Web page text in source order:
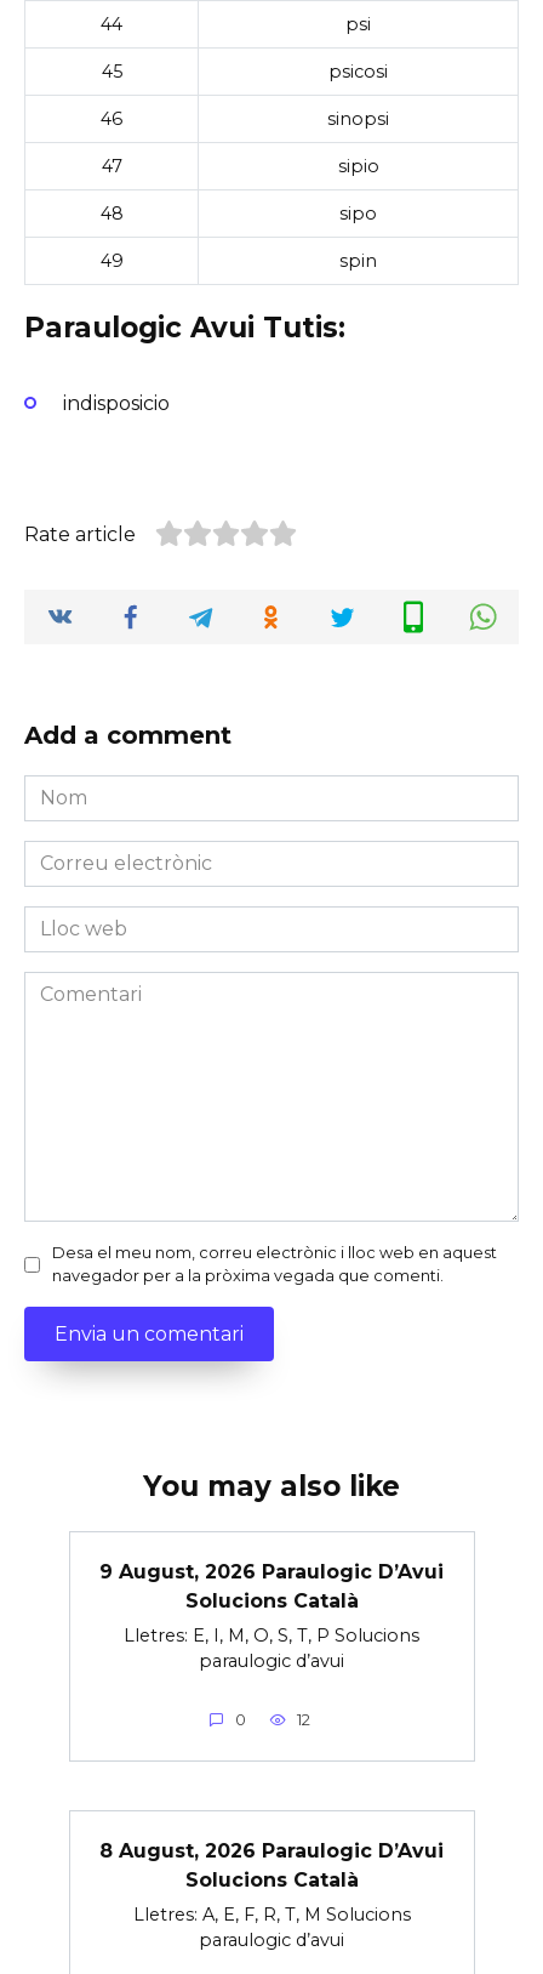
44 psi
45 psicosi
46 sinopsi
47 sipio
48 sipo
49 spin
Paraulogic Avui Tutis:
indisposicio
Rate article
Add a comment
Nom
*
Correu
electrònic
*Lloc
web
Comentari
Desa el meu nom, correu electrònic i lloc web en aquest
navegador per a la pròxima vegada que comenti.
You may also like
9 August, 2026 Paraulogic D’Avui
Solucions Català
Lletres: E, I, M, O, S, T, P Solucions
paraulogic d’avui
0 12
8 August, 2026 Paraulogic D’Avui
Solucions Català
Lletres: A, E, F, R, T, M Solucions
paraulogic d’avui